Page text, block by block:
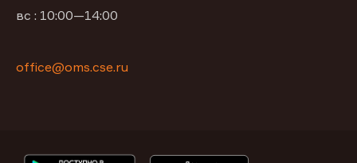
вс : 10:00—14:00
office@oms.cse.ru